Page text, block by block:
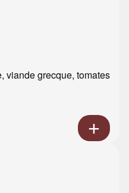
viande grecque, tomates